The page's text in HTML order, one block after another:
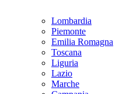
Lombardia
Piemonte
Emilia Romagna
Toscana
Liguria
Lazio
Marche